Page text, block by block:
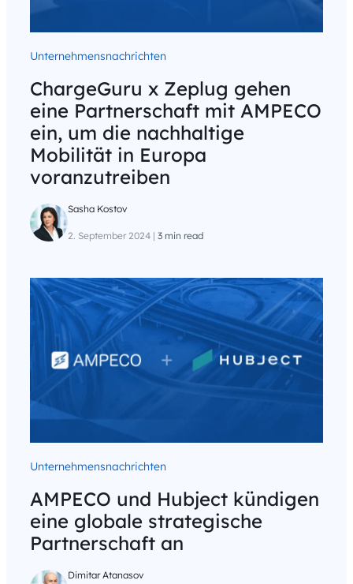
Unternehmensnachrichten
ChargeGuru x Zeplug gehen
eine Partnerschaft mit AMPECO
ein, um die nachhaltige
Mobilität in Europa
voranzutreiben
Sasha Kostov
2. September 2024 | 3 min read
Unternehmensnachrichten
AMPECO und Hubject kündigen
eine globale strategische
Partnerschaft an
Dimitar Atanasov